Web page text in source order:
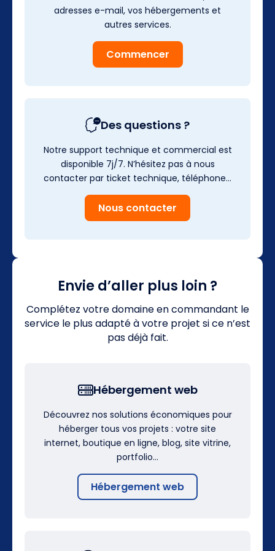
adresses e-mail, vos hébergements et
autres services.
Commencer
Des questions ?
Notre support technique et commercial est
disponible 7j/7. N’hésitez pas à nous
contacter par ticket technique, téléphone…
Nous contacter
Envie d’aller plus loin ?
Complétez votre domaine en commandant le
service le plus adapté à votre projet si ce n’est
pas déjà fait.
Hébergement web
Découvrez nos solutions économiques pour
héberger tous vos projets : votre site
internet, boutique en ligne, blog, site vitrine,
portfolio…
Hébergement web